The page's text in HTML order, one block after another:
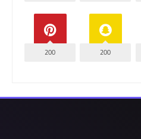
200
200